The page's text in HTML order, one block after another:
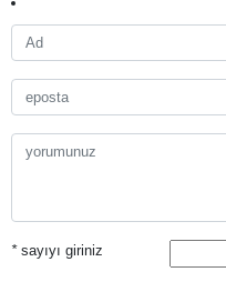
*sayıyı giriniz